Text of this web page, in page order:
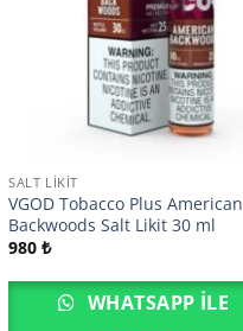
SALT LIKIT
VGOD Tobacco Plus American
Backwoods Salt Likit 30 ml
980₺
WHATSAPP ILE